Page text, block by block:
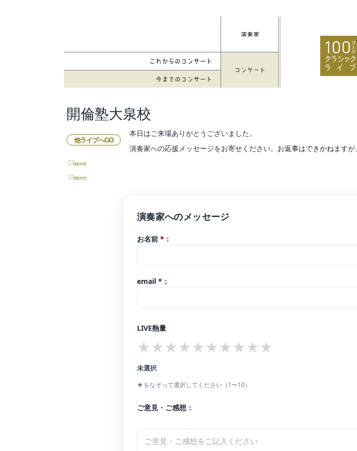
開倫塾大泉校
他ライブへGO
本日はご来場ありがとうございました。
演奏家への応援メッセージをお寄せください。お返事はできかねます
▽more
▽more
お名前 * ：
email * ：
LIVE熱量
★★★★★★★★★★
未選択
★をなぞって選択してください（1〜10）
ご意見・ご感想：